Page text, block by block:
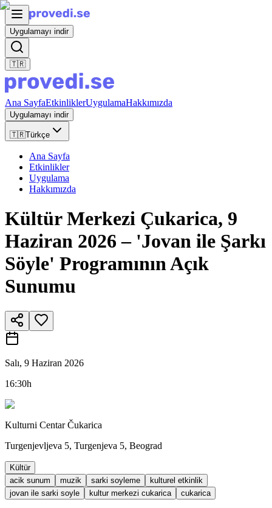
Uygulamayı indir
🇹🇷
Ana SayfaEtkinliklerUygulamaHakkımızda
Uygulamayı indir
🇹🇷Türkçe
Ana Sayfa
Etkinlikler
Uygulama
Hakkımızda
Kültür Merkezi Çukarica, 9
Haziran 2026 – 'Jovan ile Şarkı
Söyle' Programının Açık
Sunumu
Salı, 9 Haziran 2026
16:30h
Kulturni Centar Čukarica
Turgenjevljeva 5, Turgenjeva 5, Beograd
Kültür
acik sunum
muzik sarki soyleme
kulturel etkinlik
jovan ile sarki soyle
kultur merkezi cukarica cukarica